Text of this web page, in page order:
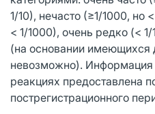
1/10), нечасто (≥1/1000, но
< 1/1000), очень редко (<
(на основании имеющихся
невозможно). Информация
реакциях предоставлена
пострегистрационного